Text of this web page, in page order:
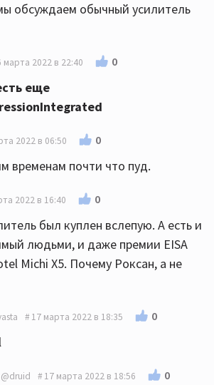
обсуждаем обычный усилитель
марта 2022 в 22:40 0
еще
2022 в 06:50 0
временам почти что пуд.
2022 в 16:40 0
был куплен вслепую. А есть и
людьми, и даже премии EISA
Michi X5. Почему Роксан, а не
17 марта 2022 в 18:35 0
@druid 17 марта 2022 в 18:56 0